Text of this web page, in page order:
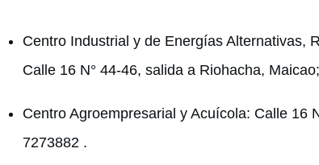
Centro Industrial y de Energías Alternativas,
Calle 16 N° 44-46, salida a Riohacha,
Centro Agroempresarial y Acuícola: Calle 16
7273882 .